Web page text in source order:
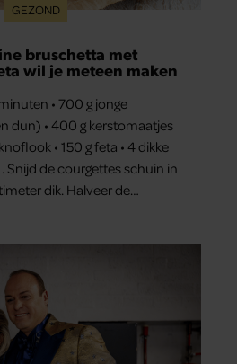
GEZOND
bruschetta met
wil je meteen maken
• 700 g jonge
dun) • 400 g kerstomaatjes
• 150 g feta • 4 dikke
Snijd de courgettes schuin in
dik. Halveer de